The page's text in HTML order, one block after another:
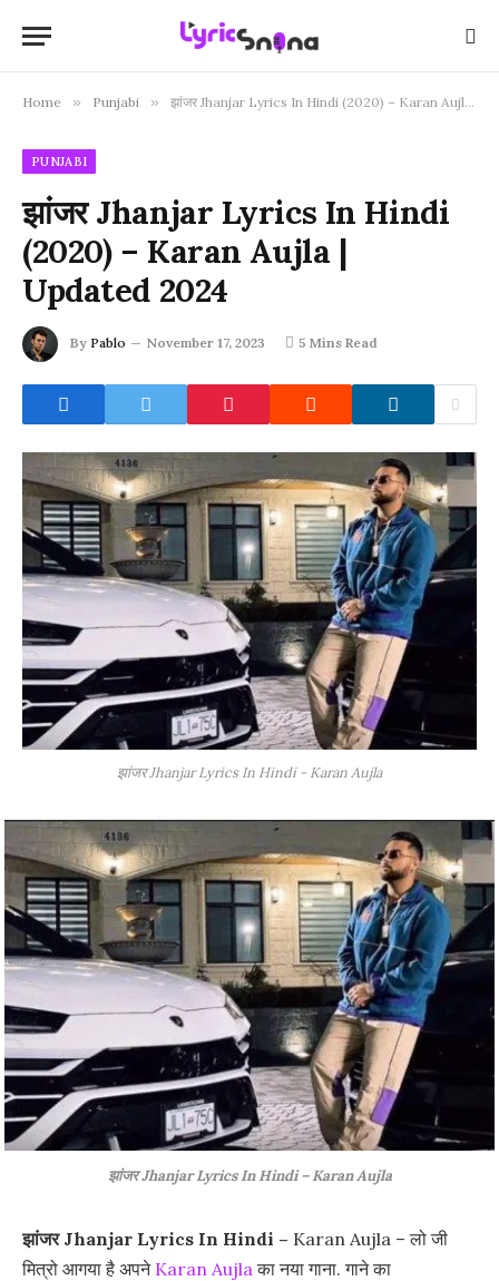
Home » Punjabi » झांजर Jhanjar Lyrics In Hindi (2020) – Karan Aujla | Updated 2024
PUNJABI
झांजर Jhanjar Lyrics In Hindi
(2020) – Karan Aujla |
Updated 2024
By Pablo November 17, 2023 5 Mins Read
झांजर Jhanjar Lyrics In Hindi - Karan Aujla
झांजर Jhanjar Lyrics In Hindi – Karan Aujla
झांजर Jhanjar Lyrics In Hindi – Karan Aujla – लो जी
मित्रो आगया है अपने Karan Aujla का नया गाना. गाने का